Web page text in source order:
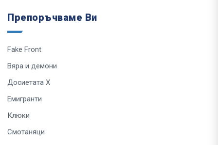
Препоръчваме Ви
Fake Front
Вяра и демони
Досиетата Х
Емигранти
Клюки
Смотаняци